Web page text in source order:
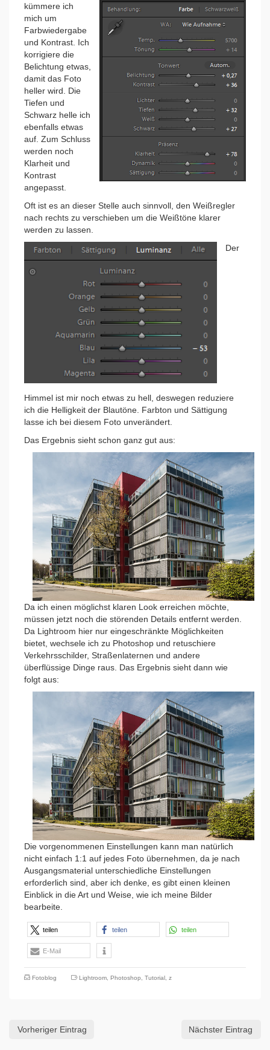
kümmere ich
mich um
Farbwiedergabe
und Kontrast. Ich
korrigiere die
Belichtung etwas,
damit das Foto
heller wird. Die
Tiefen und
Schwarz helle ich
ebenfalls etwas
auf. Zum Schluss
werden noch
Klarheit und
Kontrast
angepasst.
Oft ist es an dieser Stelle auch sinnvoll, den Weißregler
nach rechts zu verschieben um die Weißtöne klarer
werden zu lassen.
Der
Himmel ist mir noch etwas zu hell, deswegen reduziere
ich die Helligkeit der Blautöne. Farbton und Sättigung
lasse ich bei diesem Foto unverändert.
Das Ergebnis sieht schon ganz gut aus:
Da ich einen möglichst klaren Look erreichen möchte,
müssen jetzt noch die störenden Details entfernt werden.
Da Lightroom hier nur eingeschränkte Möglichkeiten
bietet, wechsele ich zu Photoshop und retuschiere
Verkehrsschilder, Straßenlaternen und andere
überflüssige Dinge raus. Das Ergebnis sieht dann wie
folgt aus:
Die vorgenommenen Einstellungen kann man natürlich
nicht einfach 1:1 auf jedes Foto übernehmen, da je nach
Ausgangsmaterial unterschiedliche Einstellungen
erforderlich sind, aber ich denke, es gibt einen kleinen
Einblick in die Art und Weise, wie ich meine Bilder
bearbeite.
teilen teilen teilen
E-Mail
Fotoblog Lightroom Photoshop Tutorial z
Vorheriger Eintrag Nächster Eintrag